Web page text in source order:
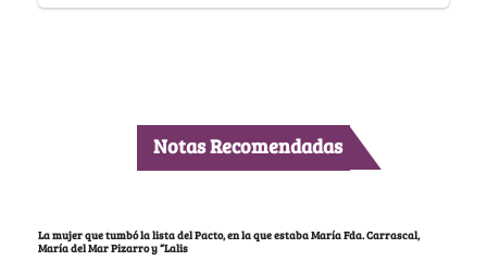
Notas Recomendadas
La mujer que tumbó la lista del Pacto, en la que estaba María Fda. Carrascal,
María del Mar Pizarro y “Lalis